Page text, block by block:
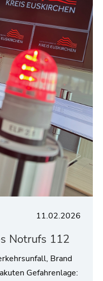
11.02.2026
Notrufs 112
Brand
Gefahrenlage: